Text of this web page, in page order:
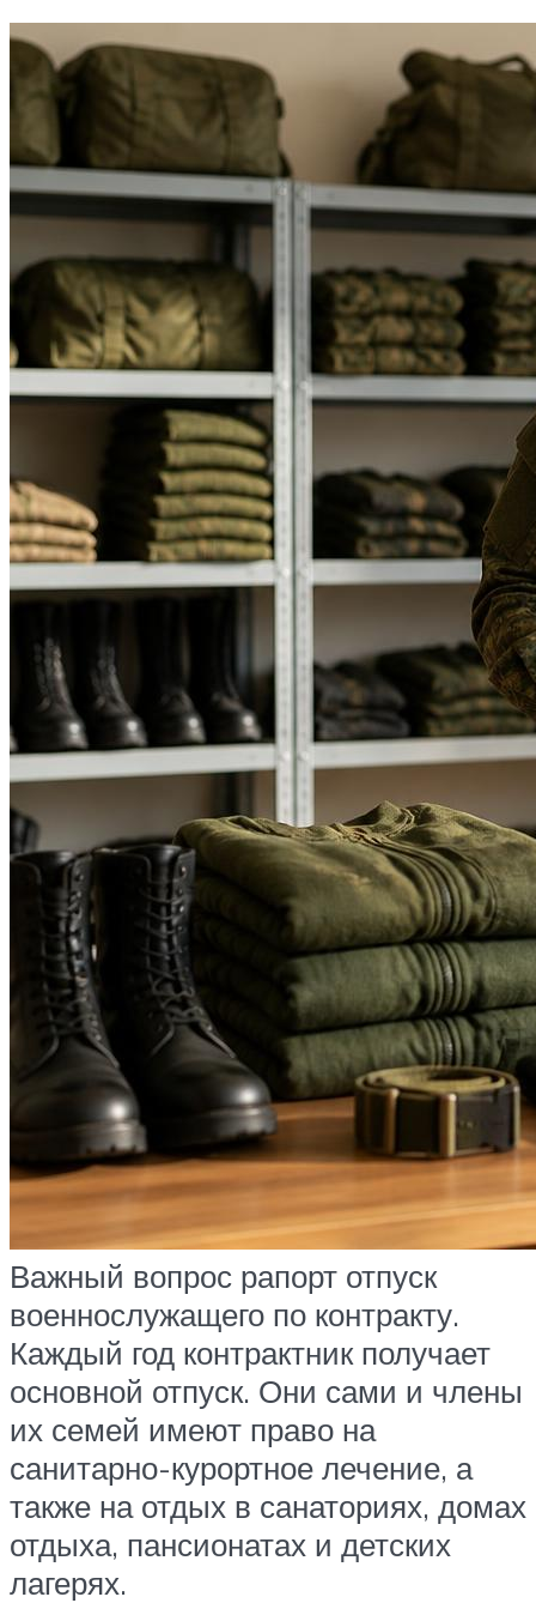
Важный вопрос рапорт отпуск
военнослужащего по контракту.
Каждый год контрактник получает
основной отпуск. Они сами и члены
их семей имеют право на
санитарно-курортное лечение, а
также на отдых в санаториях, домах
отдыха, пансионатах и детских
лагерях.